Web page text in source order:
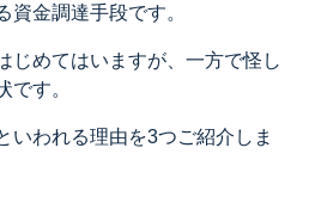
資金調達手段です。
じめてはいますが、一方で怪し
です。
いわれる理由を3つご紹介しま